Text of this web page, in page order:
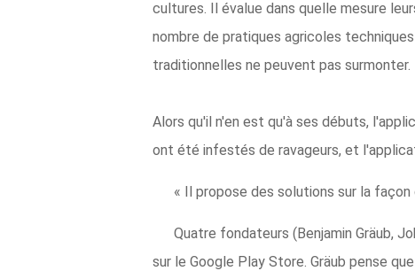
cultures. Il évalue dans quelle mesure
nombre de pratiques agricoles
traditionnelles ne peuvent pas surmonter.
Alors qu'il n'en est qu'à ses débuts,
ont été infestés de ravageurs, et
« Il propose des solutions sur la
Quatre fondateurs (Benjamin Gräub,
sur le Google Play Store. Gräub pense